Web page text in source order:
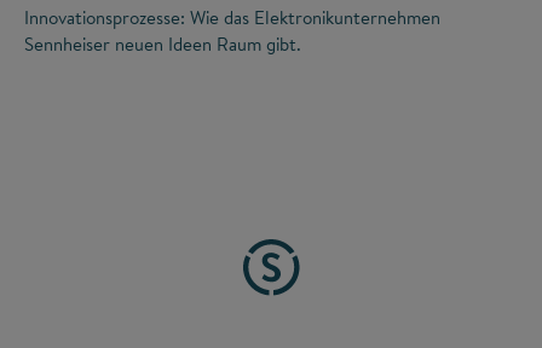
Innovationsprozesse: Wie das Elektronikunternehmen
Sennheiser neuen Ideen Raum gibt.